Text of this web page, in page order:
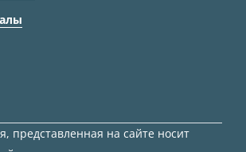
представленная на сайте носит